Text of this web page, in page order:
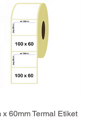
x 60mm Termal Etiket